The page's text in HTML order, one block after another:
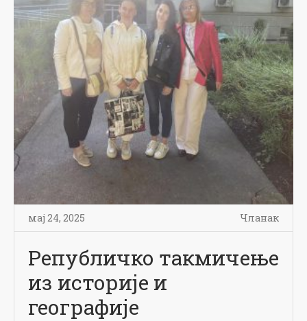
мај 24, 2025 Чланак
Републичко такмичење
из историје и
географије